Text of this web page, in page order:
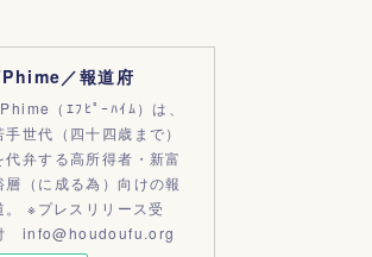
／報道府
（ｴﾌﾋﾟｰﾊｲﾑ）は、
手世代（四十四歳まで）
代弁する高所得者・新富
層（に成る為）向けの報
。 ※プレスリリース受
info@houdoufu.org